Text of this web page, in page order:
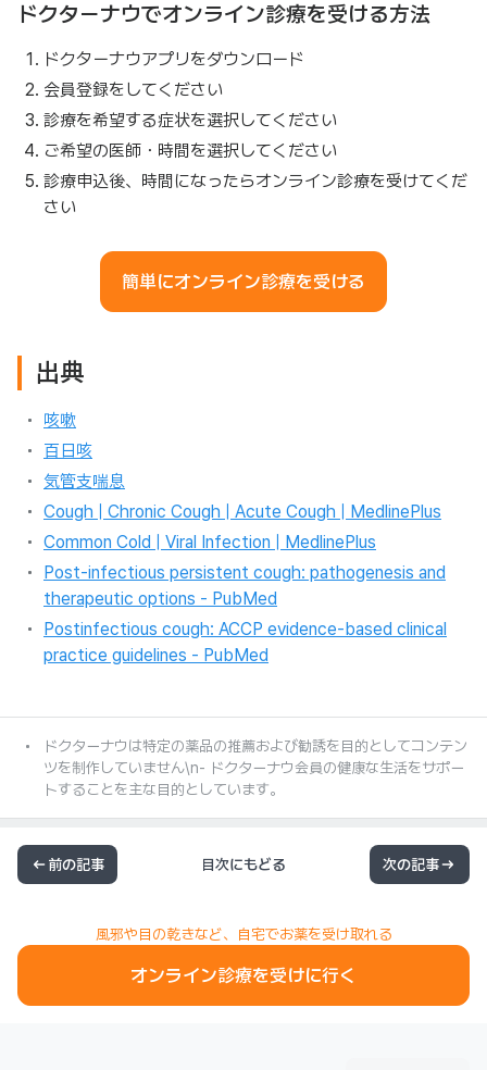
ドクターナウでオンライン診療を受ける方法
ドクターナウアプリをダウンロード
会員登録をしてください
診療を希望する症状を選択してください
ご希望の医師・時間を選択してください
診療申込後、時間になったらオンライン診療を受けてくだ
さい
簡単にオンライン診療を受ける
出典
咳嗽
百日咳
気管支喘息
Cough | Chronic Cough | Acute Cough | MedlinePlus
Common Cold | Viral Infection | MedlinePlus
Post-infectious persistent cough: pathogenesis and
therapeutic options - PubMed
Postinfectious cough: ACCP evidence-based clinical
practice guidelines - PubMed
ドクターナウは特定の薬品の推薦および勧誘を目的としてコンテン
ツを制作していません\n- ドクターナウ会員の健康な生活をサポー
トすることを主な目的としています。
前の記事 目次にもどる 次の記事
風邪や目の乾きなど、自宅でお薬を受け取れる
オンライン診療を受けに行く